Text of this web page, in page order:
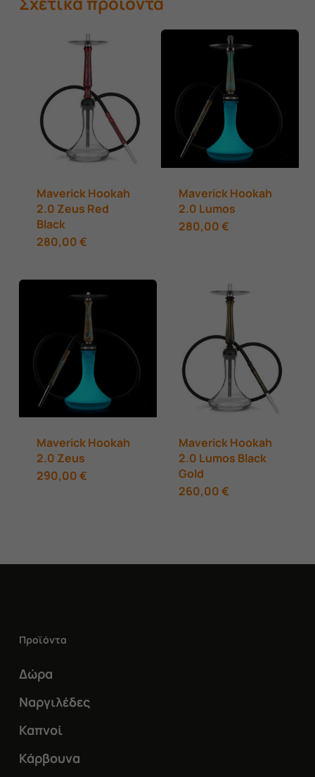
Maverick Hookah
2.0 Zeus Red
Black
280,00€
Maverick Hookah
2.0 Lumos
280,00€
Maverick Hookah
2.0 Zeus
290,00€
Maverick Hookah
2.0 Lumos Black
Gold
260,00€
Προϊόντα
Δώρα
Ναργιλέδες
Καπνοί
Κάρβουνα